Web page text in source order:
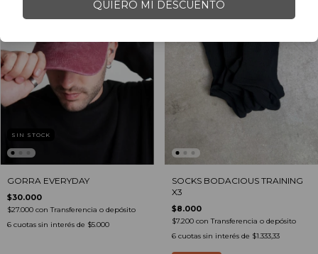
SIN STOCK
GORRA EVERYDAY
$30.000
$27.000 con Transferencia o depósito
6 cuotas sin interés de $5.000
SOCKS BODACIOUS TRAINING
X3
$8.000
$7.200 con Transferencia o depósito
6 cuotas sin interés de $1.333,33
QUIERO MI DESCUENTO